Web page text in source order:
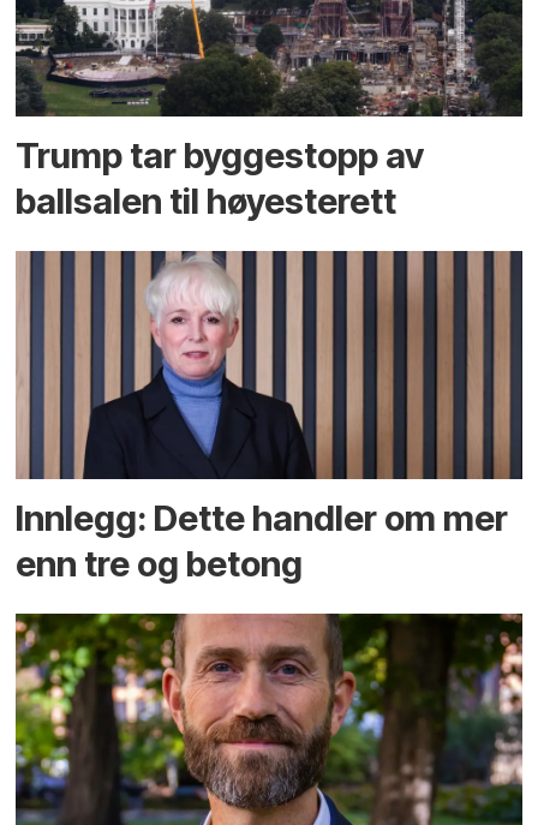
Trump tar byggestopp av
ballsalen til høyesterett
Innlegg: Dette handler om mer
enn tre og betong